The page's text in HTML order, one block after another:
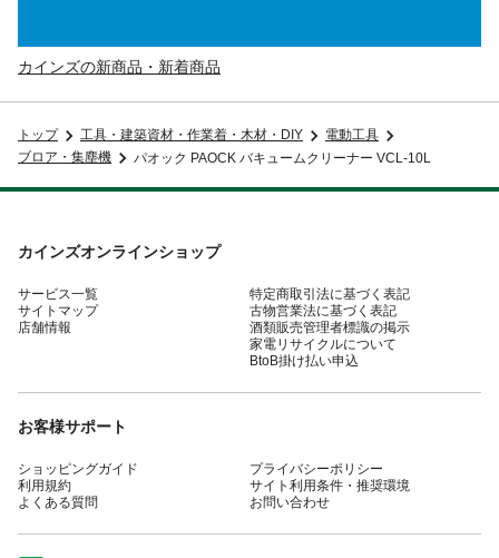
カインズの新商品・新着商品
トップ 工具・建築資材・作業着・木材・DIY
電動工具
ブロア・集塵機
パオック PAOCK バキュームクリーナー VCL-10L
カインズオンラインショップ
サービス一覧
サイトマップ
店舗情報
特定商取引法に基づく表記
古物営業法に基づく表記
酒類販売管理者標識の掲示
家電リサイクルについて
BtoB掛け払い申込
お客様サポート
ショッピングガイド
利用規約
よくある質問
プライバシーポリシー
サイト利用条件・推奨環境
お問い合わせ